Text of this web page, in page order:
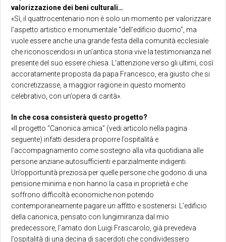
valorizzazione dei beni culturali…
«Sì, il quattrocentenario non è solo un momento per valorizzare
l’aspetto artistico e monumentale “dell’edificio duomo”, ma
vuole essere anche una grande festa della comunità ecclesiale
che riconoscendosi in un’antica storia vive la testimonianza nel
presente del suo essere chiesa. L’attenzione verso gli ultimi, così
accoratamente proposta da papa Francesco, era giusto che si
concretizzasse, a maggior ragione in questo momento
celebrativo, con un’opera di carità».
In che cosa consisterà questo progetto?
«Il progetto “Canonica amica” (vedi articolo nella pagina
seguente) infatti desidera proporre l’ospitalità e
l’accompagnamento come sostegno alla vita quotidiana alle
persone anziane autosufficienti e parzialmente indigenti.
Un’opportunità preziosa per quelle persone che godono di una
pensione minima e non hanno la casa in proprietà e che
soffrono difficoltà economiche non potendo
contemporaneamente pagare un affitto e sostenersi. L’edificio
della canonica, pensato con lungimiranza dal mio
predecessore, l’amato don Luigi Frascarolo, già prevedeva
l’ospitalità di una decina di sacerdoti che condividessero